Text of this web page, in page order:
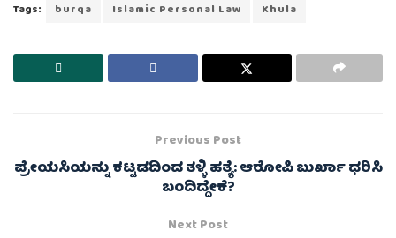
Tags: burqa Islamic Personal Law Khula
Previous Post
ಪ್ರೇಯಸಿಯನ್ನು ಕಟ್ಟಡದಿಂದ ತಳ್ಳಿ ಹತ್ಯೆ: ಆರೋಪಿ ಬುರ್ಖಾ ಧರಿಸಿ
ಬಂದಿದ್ದೇಕೆ?
Next Post